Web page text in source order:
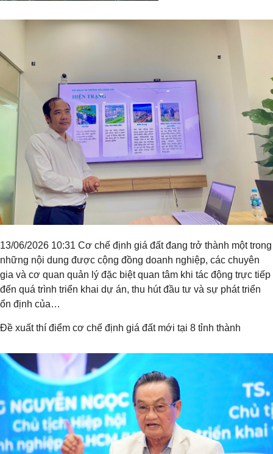
13/06/2026 10:31 Cơ chế định giá đất đang trở thành một trong
những nội dung được cộng đồng doanh nghiệp, các chuyên
gia và cơ quan quản lý đặc biệt quan tâm khi tác động trực tiếp
đến quá trình triển khai dự án, thu hút đầu tư và sự phát triển
ổn định của…
Đề xuất thí điểm cơ chế định giá đất mới tại 8 tỉnh thành